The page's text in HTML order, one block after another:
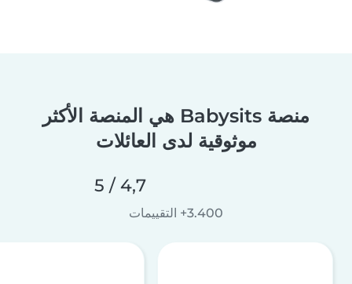
منصة Babysits هي المنصة الأكثر
موثوقية لدى العائلات
4,7 / 5
3.400+ التقييمات